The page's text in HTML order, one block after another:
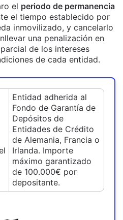
el periodo de permanencia
el tiempo establecido por
inmovilizado, y cancelarlo
una penalización en
de los intereses
de cada entidad.
Entidad adherida al
Fondo de Garantía de
Depósitos de
Entidades de Crédito
de Alemania, Francia o
Irlanda. Importe
máximo garantizado
de 100.000€ por
depositante.